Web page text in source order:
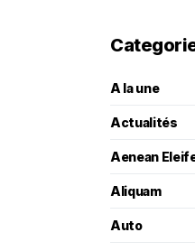
A la une
Actualités
Aenean
Aliquam
Auto